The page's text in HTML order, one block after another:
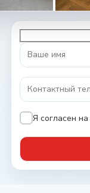
Я согласен на